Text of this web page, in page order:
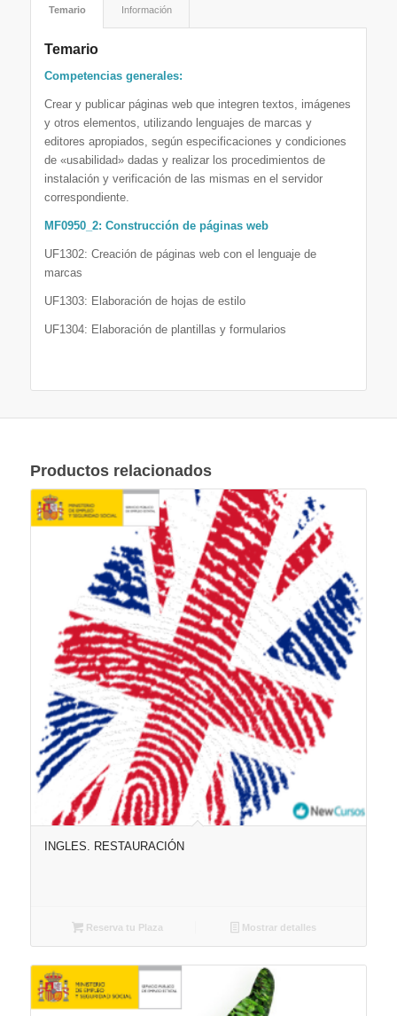
Temario Información
Temario
Competencias generales:
Crear y publicar páginas web que integren textos, imágenes
y otros elementos, utilizando lenguajes de marcas y
editores apropiados, según especificaciones y condiciones
de «usabilidad» dadas y realizar los procedimientos de
instalación y verificación de las mismas en el servidor
correspondiente.
MF0950_2: Construcción de páginas web
UF1302: Creación de páginas web con el lenguaje de
marcas
UF1303: Elaboración de hojas de estilo
UF1304: Elaboración de plantillas y formularios
Productos relacionados
INGLES. RESTAURACIÓN
Reserva tu Plaza Mostrar detalles